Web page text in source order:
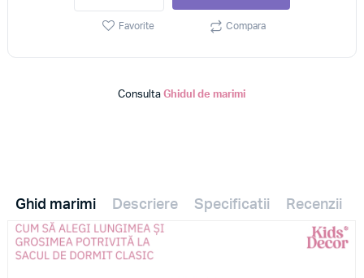
Favorite Compara
ConsultaGhidul de marimi
Ghid marimi Descriere Specificatii Recenzii